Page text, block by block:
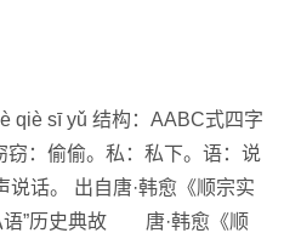
qiè sī yǔ 结构：AABC式四字
窃：偷偷。私：私下。语：说
话。 出自唐·韩愈《顺宗实
语”历史典故 唐·韩愈《顺